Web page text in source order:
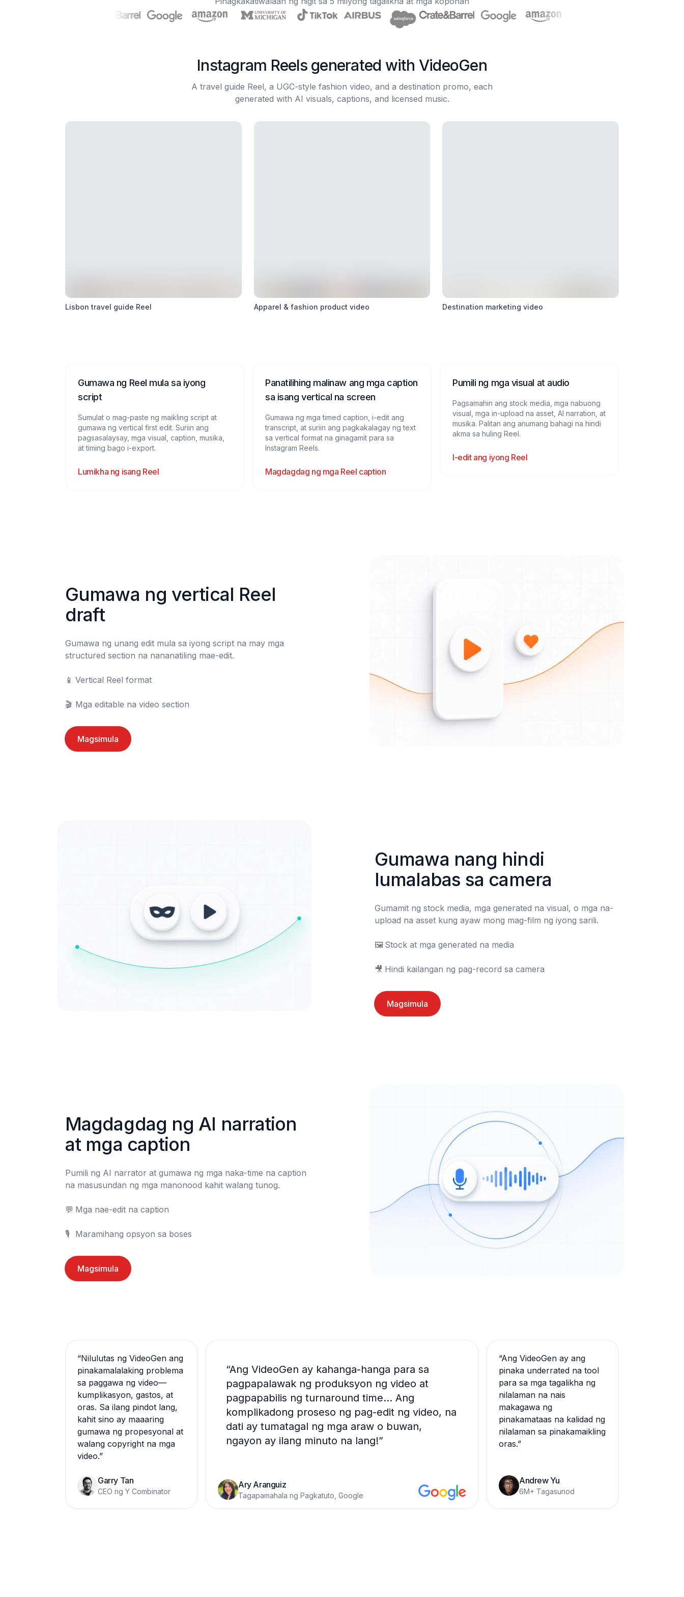
Instagram Reels generated with VideoGen
A travel guide Reel, a UGC-style fashion video, and a destination promo, each
generated with AI visuals, captions, and licensed music.
Lisbon travel guide Reel Apparel & fashion product video Destination marketing video
Gumawa ng Reel mula sa iyong
script
Sumulat o mag-paste ng maikling script at
gumawa ng vertical first edit. Suriin ang
pagsasalaysay, mga visual, caption, musika,
at timing bago i-export.
Lumikha ng isang Reel
Panatilihing malinaw ang mga caption
sa isang vertical na screen
Gumawa ng mga timed caption, i-edit ang
transcript, at suriin ang pagkakalagay ng text
sa vertical format na ginagamit para sa
Instagram Reels.
Magdagdag ng mga Reel caption
Pumili ng mga visual at audio
Pagsamahin ang stock media, mga nabuong
visual, mga in-upload na asset, AI narration, at
musika. Palitan ang anumang bahagi na hindi
akma sa huling Reel.
I-edit ang iyong Reel
Gumawa ng vertical Reel
draft
Gumawa ng unang edit mula sa iyong script na may mga
structured section na nananatiling mae-edit.
📱	Vertical Reel format
🎬	Mga editable na video section
Magsimula
Gumawa nang hindi
lumalabas sa camera
Gumamit ng stock media, mga generated na visual, o mga na-
upload na asset kung ayaw mong mag-film ng iyong sarili.
🖼️	Stock at mga generated na media
🎥	Hindi kailangan ng pag-record sa camera
Magsimula
Magdagdag ng AI narration
at mga caption
Pumili ng AI narrator at gumawa ng mga naka-time na caption
na masusundan ng mga manonood kahit walang tunog.
💬	Mga nae-edit na caption
🎙️	Maramihang opsyon sa boses
Magsimula
“Ang VideoGen ay kahanga-hanga para sa
pagpapalawak ng produksyon ng video at
pagpapabilis ng turnaround time... Ang
komplikadong proseso ng pag-edit ng video, na
dati ay tumatagal ng mga araw o buwan,
ngayon ay ilang minuto na lang!”
Ary Aranguiz
Tagapamahala ng Pagkatuto, Google
“Nilulutas ng VideoGen ang
pinakamalalaking problema
sa paggawa ng video—
kumplikasyon, gastos, at
oras. Sa ilang pindot lang,
kahit sino ay maaaring
gumawa ng propesyonal at
walang copyright na mga
video.”
Garry Tan
CEO ng Y Combinator
“Ang VideoGen ay ang
pinaka underrated na tool
para sa mga tagalikha ng
nilalaman na nais
makagawa ng
pinakamataas na kalidad ng
nilalaman sa pinakamaikling
oras.”
Andrew Yu
6M+ Tagasunod